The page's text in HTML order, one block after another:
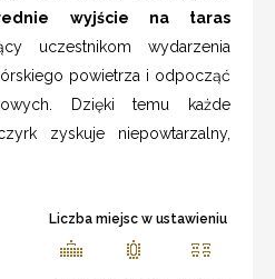
wyjście na taras
uczestnikom wydarzenia
powietrza i odpocząć
Dzięki temu każde
zyskuje niepowtarzalny,
Liczba miejsc w ustawieniu